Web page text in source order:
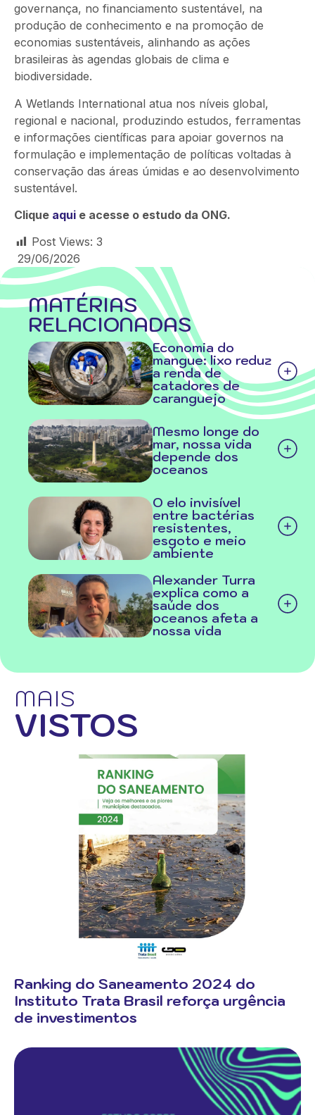
governança, no financiamento sustentável, na
produção de conhecimento e na promoção de
economias sustentáveis, alinhando as ações
brasileiras às agendas globais de clima e
biodiversidade.
A Wetlands International atua nos níveis global,
regional e nacional, produzindo estudos, ferramentas
e informações científicas para apoiar governos na
formulação e implementação de políticas voltadas à
conservação das áreas úmidas e ao desenvolvimento
sustentável.
Clique aqui e acesse o estudo da ONG.
Post Views: 3
29/06/2026
MATÉRIAS
RELACIONADAS
Economia do
mangue: lixo reduz
a renda de
catadores de
caranguejo
Mesmo longe do
mar, nossa vida
depende dos
oceanos
O elo invisível
entre bactérias
resistentes,
esgoto e meio
ambiente
Alexander Turra
explica como a
saúde dos
oceanos afeta a
nossa vida
MAIS
VISTOS
Ranking do Saneamento 2024 do
Instituto Trata Brasil reforça urgência
de investimentos